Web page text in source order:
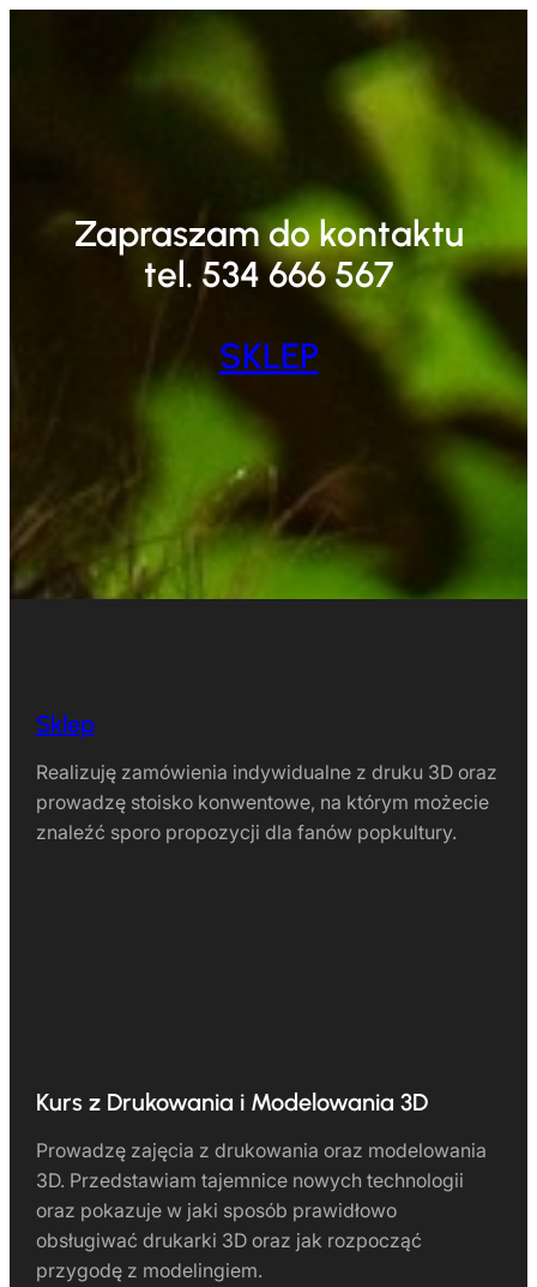
Zapraszam do kontaktu
tel. 534 666 567
SKLEP
Sklep
Realizuję zamówienia indywidualne z druku 3D oraz
prowadzę stoisko konwentowe, na którym możecie
znaleźć sporo propozycji dla fanów popkultury.
Kurs z Drukowania i Modelowania 3D
Prowadzę zajęcia z drukowania oraz modelowania
3D. Przedstawiam tajemnice nowych technologii
oraz pokazuje w jaki sposób prawidłowo
obsługiwać drukarki 3D oraz jak rozpocząć
przygodę z modelingiem.